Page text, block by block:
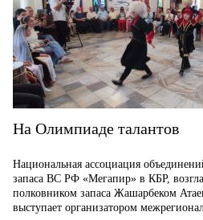
На Олимпиаде талантов
Национальная ассоциация
запаса ВС РФ «Мегапир» в КБР,
полковником запаса Жашарбеком
выступает организатором